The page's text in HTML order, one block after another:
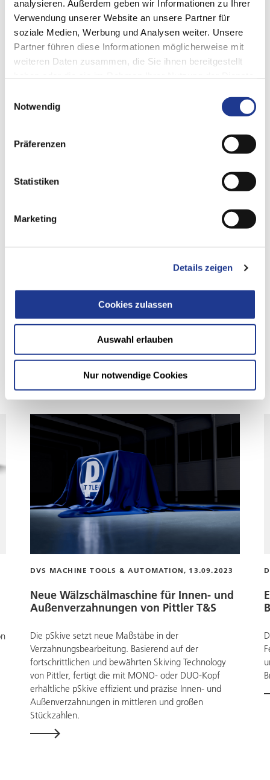
analysieren. Außerdem geben wir Informationen zu Ihrer
Verwendung unserer Website an unsere Partner für
soziale Medien, Werbung und Analysen weiter. Unsere
Partner führen diese Informationen möglicherweise mit
weiteren Daten zusammen, die Sie ihnen bereitgestellt
Notwendig
Präferenzen
Statistiken
Marketing
Details zeigen
Cookies zulassen
Auswahl erlauben
Nur notwendige Cookies
KONTAKT
DVS TECHNOLOGY AG /
63128 Dietzenbach
https://www.dvs-technology.com/
Diese Beiträge könnten Sie auch interessieren
DVS MACHINE TOOLS & AUTOMATION, 13.09.2023
Neue Wälzschälmaschine für Innen- und
Außenverzahnungen von Pittler T&S
Die pSkive setzt neue Maßstäbe in der
Verzahnungsbearbeitung. Basierend auf der
fortschrittlichen und bewährten Skiving Technology
von Pittler, fertigt die mit MONO- oder DUO-Kopf
erhältliche pSkive effizient und präzise Innen- und
Außenverzahnungen in mittleren und großen
Stückzahlen.